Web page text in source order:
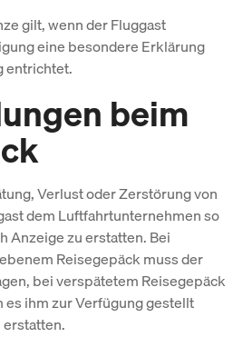
gilt, wenn der Fluggast
eine besondere Erklärung
entrichtet.
beim
Verlust oder Zerstörung von
dem Luftfahrtunternehmen so
Anzeige zu erstatten. Bei
Reisegepäck muss der
bei verspätetem Reisegepäck
es ihm zur Verfügung gestellt